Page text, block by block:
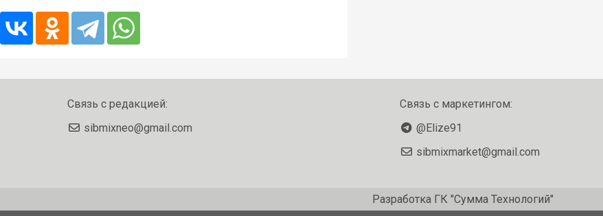
Связь с редакцией:
sibmixneo@gmail.com
Связь с маркетингом:
@Elize91
sibmixmarket@gmail.com
Разработка ГК "Сумма Технологий"